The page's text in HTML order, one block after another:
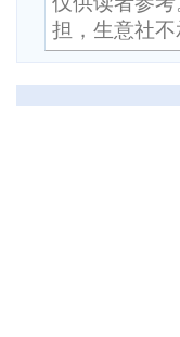
担，生意社不